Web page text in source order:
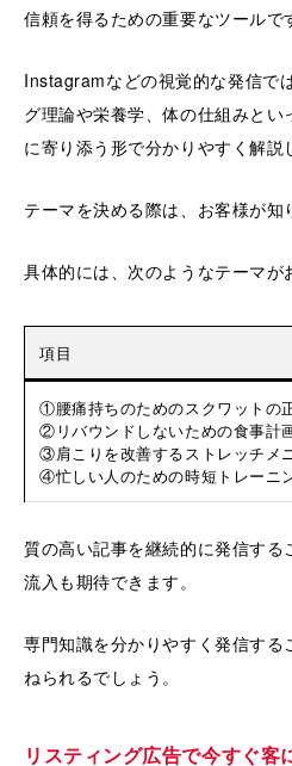
信頼を得るための重要なツールで
Instagramなどの視覚的な発信で
グ理論や栄養学、体の仕組みと
に寄り添う形で分かりやすく解説
テーマを決める際は、お客様が知
具体的には、次のようなテーマが
項目
①腰痛持ちのためのスクワットの
②リバウンドしないための食事計
③肩こりを改善するストレッチメ
④忙しい人のための時短トレーニ
質の高い記事を継続的に発信す
流入も期待できます。
専門知識を分かりやすく発信す
ねられるでしょう。
リスティング広告で今すぐ客